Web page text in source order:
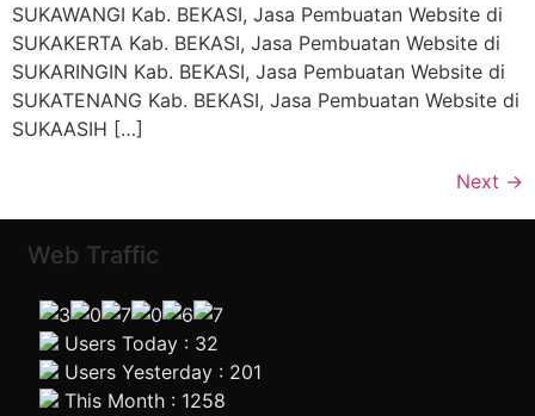
SUKAWANGI Kab. BEKASI, Jasa Pembuatan Website di
SUKAKERTA Kab. BEKASI, Jasa Pembuatan Website di
SUKARINGIN Kab. BEKASI, Jasa Pembuatan Website di
SUKATENANG Kab. BEKASI, Jasa Pembuatan Website di
SUKAASIH […]
Next →
Web Traffic
Users Today : 32
Users Yesterday : 201
This Month : 1258